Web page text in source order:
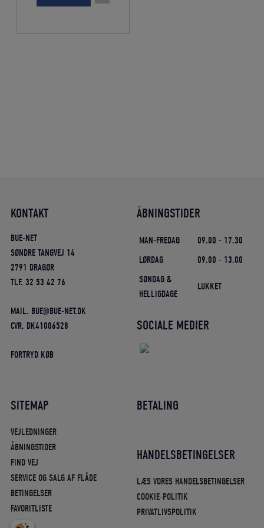
var:
KONTAKT
BUE-NET
SØNDRE TANGVEJ 14
2791 DRAGØR
TLF. 32 53 42 76
MAIL. BUE@BUE-NET.DK
CVR. DK41006528
FORTRYD KØB
ÅBNINGSTIDER
MAN-FREDAG
09.00 - 17.30
LØRDAG
09.00 - 13.00
SØNDAG &
HELLIGDAGE
LUKKET
SOCIALE MEDIER
SITEMAP
VEJLEDNINGER
ÅBNINGSTIDER
FIND VEJ
SERVICE OG SALG AF FLÅDE
BETINGELSER
FAVORITLISTE
BETALING
HANDELSBETINGELSER
LÆS VORES HANDELSBETINGELSER
COOKIE-POLITIK
PRIVATLIVSPOLITIK